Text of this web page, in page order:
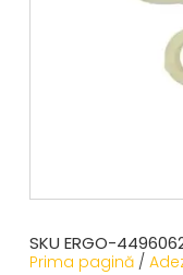
SKU ERGO-
Prima pagină/